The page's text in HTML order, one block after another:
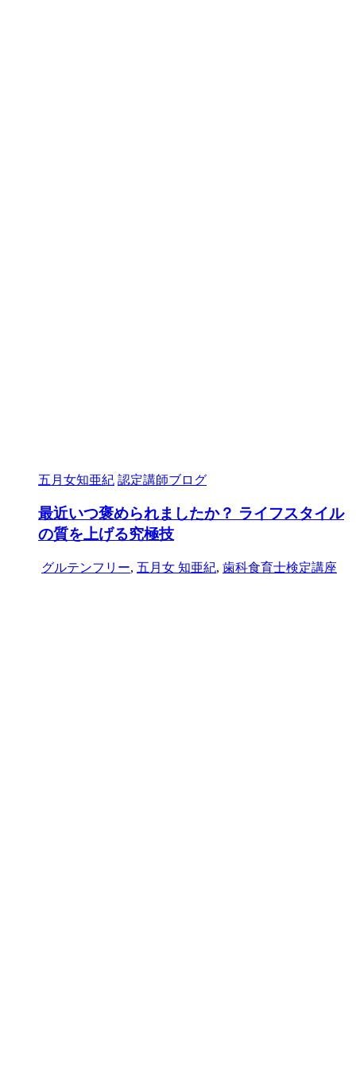
五月女知亜紀 認定講師ブログ
最近いつ褒められましたか？ ライフスタイル
の質を上げる究極技
グルテンフリー, 五月女 知亜紀, 歯科食育士検定講座